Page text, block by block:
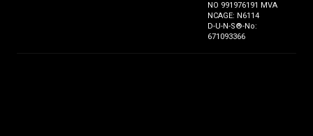
NO 991976191 MVA
NCAGE: N6114
D-U-N-S®-No:
671093366